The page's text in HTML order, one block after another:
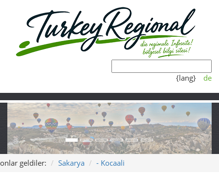
{lang} de
onlar geldiler: Sakarya - Kocaali